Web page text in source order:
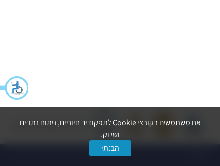
הצהרת נגישותמדיניות פרטיות
© כל הזכויות שמורות ל-החברה לפיתוח הרצליה בע״מ
אנו משתמשים בקובצי Cookie לתפקודים חיוניים, ניתוח נתונים
ושיווק.
הבנתי